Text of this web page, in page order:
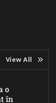
View All
o
în